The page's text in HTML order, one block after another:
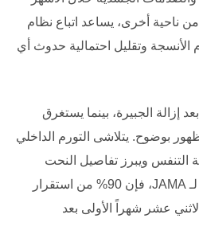
من ناحية أخرى، يساعد اتباع نظام
وتقليل احتمالية حدوث أي
إزالة الجبيرة، بينما يستغرق
بوضوح. يتلاشى التورم الداخلي
التنفس ويبرز تفاصيل النحت
JAMA
، فإن 90% من استقرار
عشر شهراً الأولى بعد